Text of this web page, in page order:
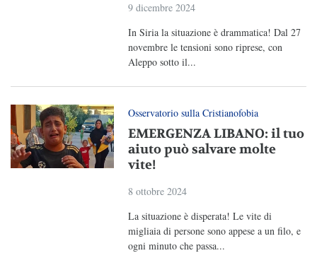
9 dicembre 2024
In Siria la situazione è drammatica! Dal 27
novembre le tensioni sono riprese, con
Aleppo sotto il...
Osservatorio sulla Cristianofobia
EMERGENZA LIBANO: il tuo
aiuto può salvare molte
vite!
8 ottobre 2024
La situazione è disperata! Le vite di
migliaia di persone sono appese a un filo, e
ogni minuto che passa...